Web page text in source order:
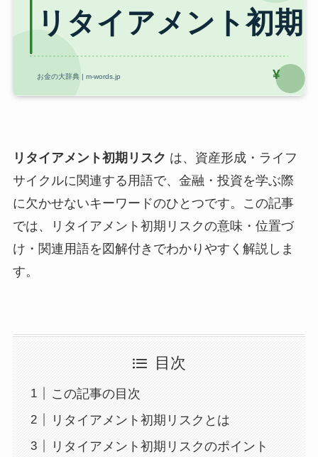
リタイアメント初期リスク は、資産形成・ライフ
サイクルに関連する用語で、金融・投資を学ぶ際
に欠かせないキーワードのひとつです。この記事
では、リタイアメント初期リスクの意味・位置づ
け・関連用語を図解付きでわかりやすく解説しま
す。
目次
この記事の目次
リタイアメント初期リスクとは
リタイアメント初期リスクのポイント